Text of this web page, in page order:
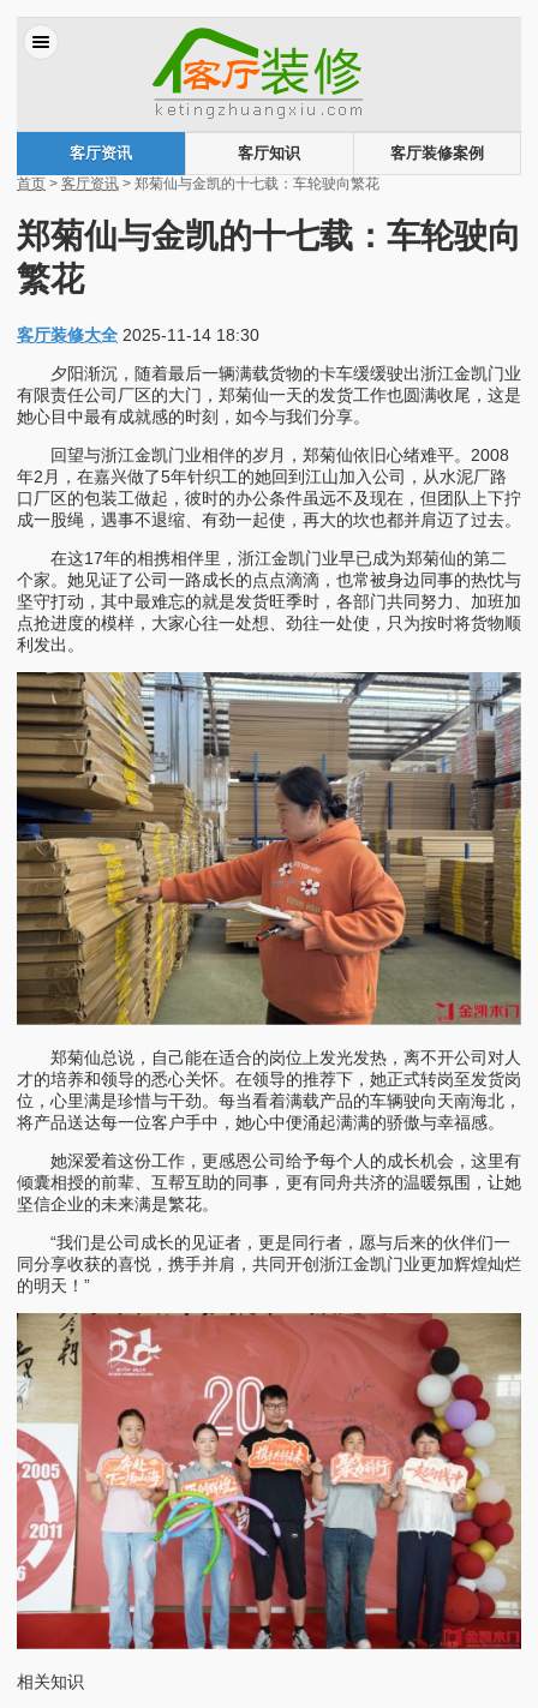
客厅资讯 客厅知识
客厅装修案例
首页 > 客厅资讯 > 郑菊仙与金凯的十七载：车轮驶向繁花
郑菊仙与金凯的十七载：车轮驶向
繁花
客厅装修大全 2025-11-14 18:30
夕阳渐沉，随着最后一辆满载货物的卡车缓缓驶出浙江金凯门业
有限责任公司厂区的大门，郑菊仙一天的发货工作也圆满收尾，这是
她心目中最有成就感的时刻，如今与我们分享。
回望与浙江金凯门业相伴的岁月，郑菊仙依旧心绪难平。2008
年2月，在嘉兴做了5年针织工的她回到江山加入公司，从水泥厂路
口厂区的包装工做起，彼时的办公条件虽远不及现在，但团队上下拧
成一股绳，遇事不退缩、有劲一起使，再大的坎也都并肩迈了过去。
在这17年的相携相伴里，浙江金凯门业早已成为郑菊仙的第二
个家。她见证了公司一路成长的点点滴滴，也常被身边同事的热忱与
坚守打动，其中最难忘的就是发货旺季时，各部门共同努力、加班加
点抢进度的模样，大家心往一处想、劲往一处使，只为按时将货物顺
利发出。
郑菊仙总说，自己能在适合的岗位上发光发热，离不开公司对人
才的培养和领导的悉心关怀。在领导的推荐下，她正式转岗至发货岗
位，心里满是珍惜与干劲。每当看着满载产品的车辆驶向天南海北，
将产品送达每一位客户手中，她心中便涌起满满的骄傲与幸福感。
她深爱着这份工作，更感恩公司给予每个人的成长机会，这里有
倾囊相授的前辈、互帮互助的同事，更有同舟共济的温暖氛围，让她
坚信企业的未来满是繁花。
“我们是公司成长的见证者，更是同行者，愿与后来的伙伴们一
同分享收获的喜悦，携手并肩，共同开创浙江金凯门业更加辉煌灿烂
的明天！”
相关知识